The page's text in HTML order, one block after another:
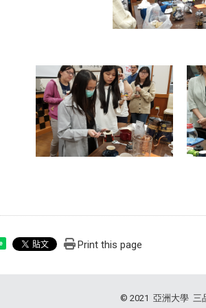
Print this page
© 2021 亞洲大學 三